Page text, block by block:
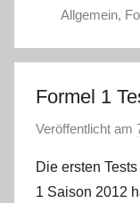
Allgemein,
Formel 1
Veröffentlicht am
Die ersten
1 Saison 2012